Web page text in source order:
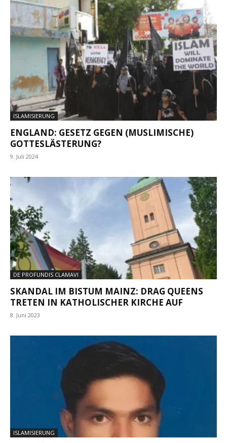
ISLAMISIERUNG
ENGLAND: GESETZ GEGEN (MUSLIMISCHE)
GOTTESLÄSTERUNG?
9. Juli 2024
DE PROFUNDIS CLAMAVI
SKANDAL IM BISTUM MAINZ: DRAG QUEENS
TRETEN IN KATHOLISCHER KIRCHE AUF
8. Juni 2023
ISLAMISIERUNG